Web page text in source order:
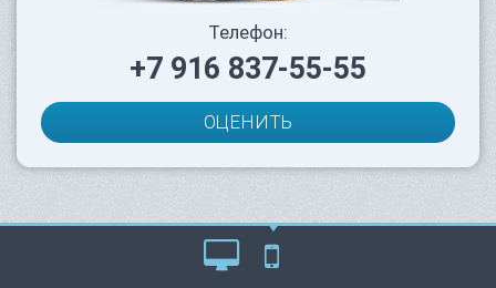
Телефон:
+7 916 837-55-55
ОЦЕНИТЬ